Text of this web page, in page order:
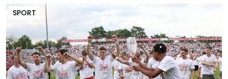
SPORT